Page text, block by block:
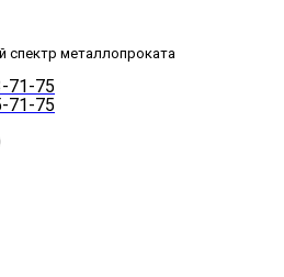
металлопроката
71-75
71-75